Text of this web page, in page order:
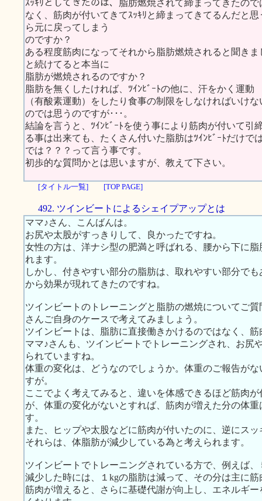
ｽｯｷﾘとしてきたのは、脂肪燃焼されて締まってきたので
なく、筋肉が付いてきてｽｯｷﾘと締まってきてるんだと
ら元に戻ってしまう
のですか？
ある程度筋肉になってそれから脂肪燃焼されると聞き
と続けてると本当に
脂肪が燃焼されるのですか？
脂肪を無くしたければ、ﾂｲﾝﾋﾞｰﾄの他に、汗をかく運動
（有酸素運動）をしたり食事の制限をしなければいけな
のでは思うのですが･･･。
結論を言うと、ﾂｲﾝﾋﾞｰﾄを使う事により筋肉が付いて引
る事は出来ても、たくさん付いた脂肪はﾂｲﾝﾋﾞｰﾄだけで
では？？？って言う事です。
初歩的な質問かとは思いますが、教えて下さい。
[タイトル一覧] [TOP PAGE]
492. ツインビートによるシェイプアップとは
ママ♪さん、こんばんは。
お尻や太股がすっきりして、良かったですね。
女性の方は、洋ナシ型の肥満と呼ばれる、腰から下に
れます。
しかし、付きやすい部分の脂肪は、取れやすい部分で
から効果が現れてきたのですね。
ツインビートのトレーニングと脂肪の燃焼についてご
さんご自身のケースで考えてみましょう。
ツインビートは、脂肪に直接働きかけるのではなく、
ママ♪さんも、ツインビートでトレーニングされ、お尻
られていますね。
体重の変化は、どうなのでしょうか。体重のご報告が
すが。
ここでよく考えてみると、違いを体感できるほど筋肉
が、体重の変化がないとすれば、筋肉が増えた分の体
す。
また、ヒップや太股などに筋肉が付いたのに、逆にス
それらは、体脂肪が減少している為と考えられます。
ツインビートでトレーニングされている方で、例えば
減少した時には、１kgの脂肪は減って、その分は主に
筋肉が増えると、さらに基礎代謝が向上し、エネルギ